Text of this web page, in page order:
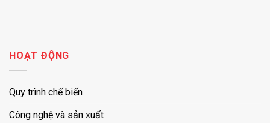
HOẠT ĐỘNG
Quy trình chế biến
Công nghệ và sản xuất